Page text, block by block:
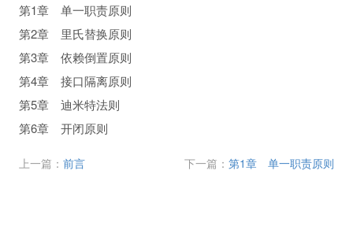
第1章 单一职责原则
第2章 里氏替换原则
第3章 依赖倒置原则
第4章 接口隔离原则
第5章 迪米特法则
第6章 开闭原则
上一篇： 前言 下一篇： 第1章 单一职责原则